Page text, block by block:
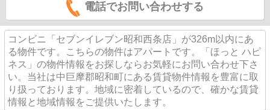
電話でお問い合わせする
コンビニ「セブンイレブン昭和西条店」が326m以内にあ
る物件です。こちらの物件はアパートです。「ほっと ハピ
ネス」の物件情報をお探しならお気軽にお問い合わせ下さ
い。当社は中巨摩郡昭和町にある賃貸物件情報を豊富に取
り扱っております。地域に密着しているので、確かな賃貸
情報と地域情報をご提供いたします。